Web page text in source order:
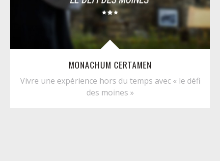
MONACHUM CERTAMEN
Vivre une expérience hors du temps avec « le défi
des moines »